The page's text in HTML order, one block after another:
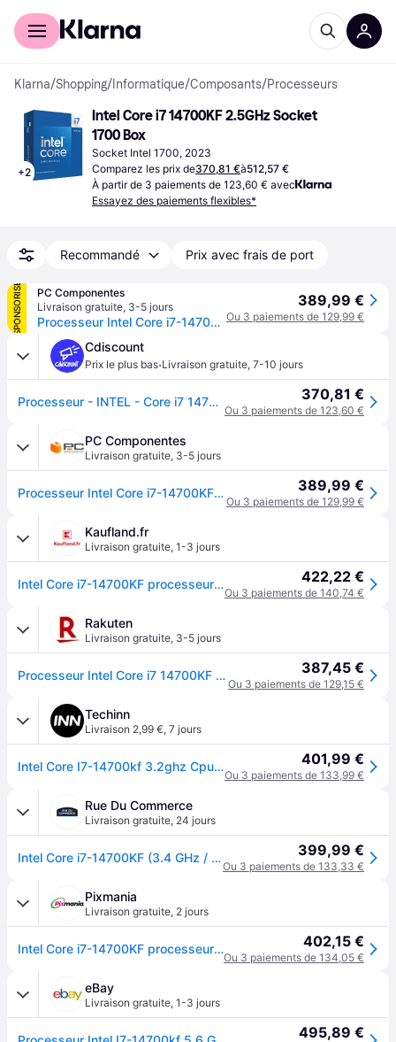
Acheter avec Klarna
Klarna/Shopping/ Informatique/Composants/Processeurs
+2
Intel Core i7 14700KF 2.5GHz Socket
1700 Box
Socket Intel 1700, 2023
Comparez les prix de370,81 €à512,57 €
À partir de 3 paiements de 123,60 € avec
Essayez des paiements flexibles*
Recommandé Prix avec frais de port
SPONSORISÉ
PC Componentes
Livraison gratuite, 3-5 jours
Processeur Intel Core i7-14700KF 20 Cœurs 3,4 GHz Base 5,6 GHz Turbo Overclocking LGA1700
389,99 €
Ou 3 paiements de 129,99 €
Cdiscount
Prix le plus bas·Livraison gratuite, 7-10 jours
Processeur - INTEL - Core i7 14700KF - Blanc 370,81 €
Ou 3 paiements de 123,60 €
PC Componentes
Livraison gratuite, 3-5 jours
Processeur Intel Core i7-14700KF 20 Cœurs 3,4 GHz Base 5,6 GHz Turbo Overclocking LGA1700 389,99 €
Ou 3 paiements de 129,99 €
Kaufland.fr
Livraison gratuite, 1-3 jours
Intel Core i7-14700KF processeur 33 Mo Smart Cache Boîte 422,22 €
Ou 3 paiements de 140,74 €
Rakuten
Livraison gratuite, 3-5 jours
Processeur Intel Core i7 14700KF Box 387,45 €
Ou 3 paiements de 129,15 €
Techinn
Livraison 2,99 €, 7 jours
Intel Core I7-14700kf 3.2ghz Cpu Bleu 401,99 €
Ou 3 paiements de 133,99 €
Rue Du Commerce
Livraison gratuite, 24 jours
Intel Core i7-14700KF (3.4 GHz / 5.6 GHz) 399,99 €
Ou 3 paiements de 133,33 €
Pixmania
Livraison gratuite, 2 jours
Intel Core i7-14700KF processeur 33 Mo Smart Cache Boîte - Neuf 402,15 €
Ou 3 paiements de 134,05 €
eBay
Livraison gratuite, 1-3 jours
495,89 €